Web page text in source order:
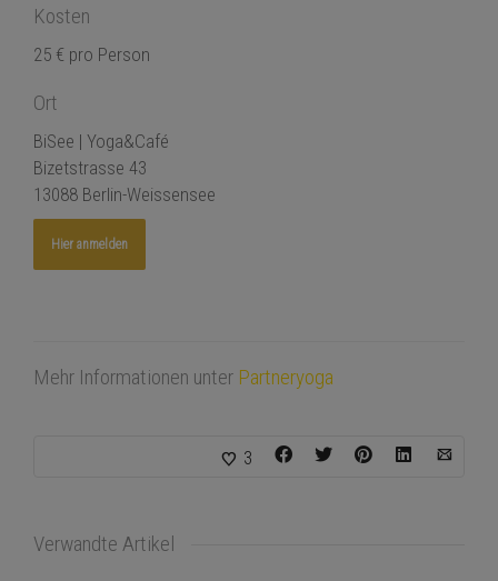
Kosten
25 € pro Person
Ort
BiSee | Yoga&Café
Bizetstrasse 43
13088 Berlin-Weissensee
Hier anmelden
Mehr Informationen unter Partneryoga
3
Verwandte Artikel